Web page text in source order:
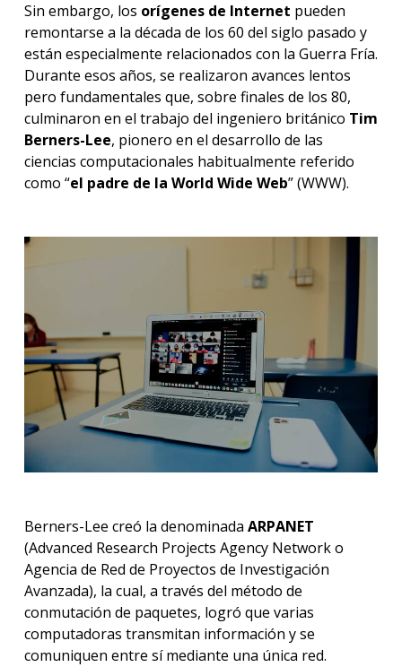
Sin embargo, los orígenes de Internet pueden
remontarse a la década de los 60 del siglo pasado y
están especialmente relacionados con la Guerra Fría.
Durante esos años, se realizaron avances lentos
pero fundamentales que, sobre finales de los 80,
culminaron en el trabajo del ingeniero británico Tim
Berners-Lee, pionero en el desarrollo de las
ciencias computacionales habitualmente referido
como “el padre de la World Wide Web” (WWW).
Berners-Lee creó la denominada ARPANET
(Advanced Research Projects Agency Network o
Agencia de Red de Proyectos de Investigación
Avanzada), la cual, a través del método de
conmutación de paquetes, logró que varias
computadoras transmitan información y se
comuniquen entre sí mediante una única red.